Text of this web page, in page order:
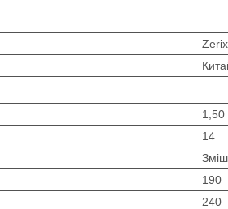
Zerix
1,50
14
190
240